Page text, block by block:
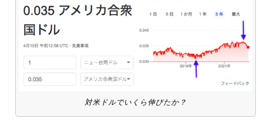
対米ドルでいくら伸びたか？